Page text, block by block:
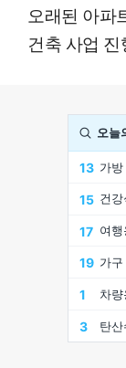
오래된 아파
건축 사업